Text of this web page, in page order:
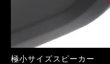
極小サイズスピーカー